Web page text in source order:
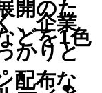
開のた
、企業
どを1色
かりと
配布な